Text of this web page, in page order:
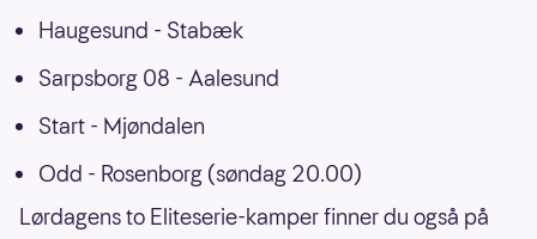
Haugesund - Stabæk
Sarpsborg 08 - Aalesund
Start - Mjøndalen
Odd - Rosenborg (søndag 20.00)
Lørdagens to Eliteserie-kamper finner du også på